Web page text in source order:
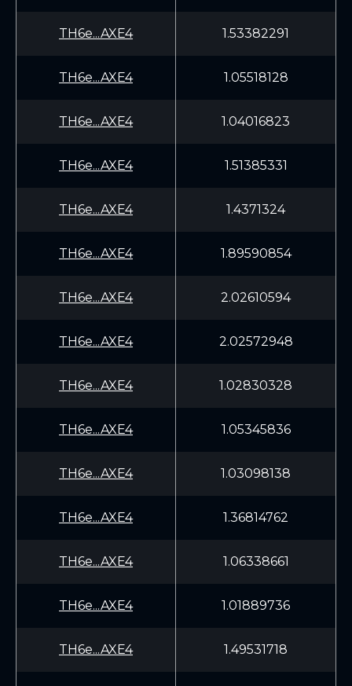
TH6e...AXE4 1.53382291
TH6e...AXE4 1.05518128
TH6e...AXE4 1.04016823
TH6e...AXE4 1.51385331
TH6e...AXE4 1.4371324
TH6e...AXE4 1.89590854
TH6e...AXE4 2.02610594
TH6e...AXE4 2.02572948
TH6e...AXE4 1.02830328
TH6e...AXE4 1.05345836
TH6e...AXE4 1.03098138
TH6e...AXE4 1.36814762
TH6e...AXE4 1.06338661
TH6e...AXE4 1.01889736
TH6e...AXE4 1.49531718